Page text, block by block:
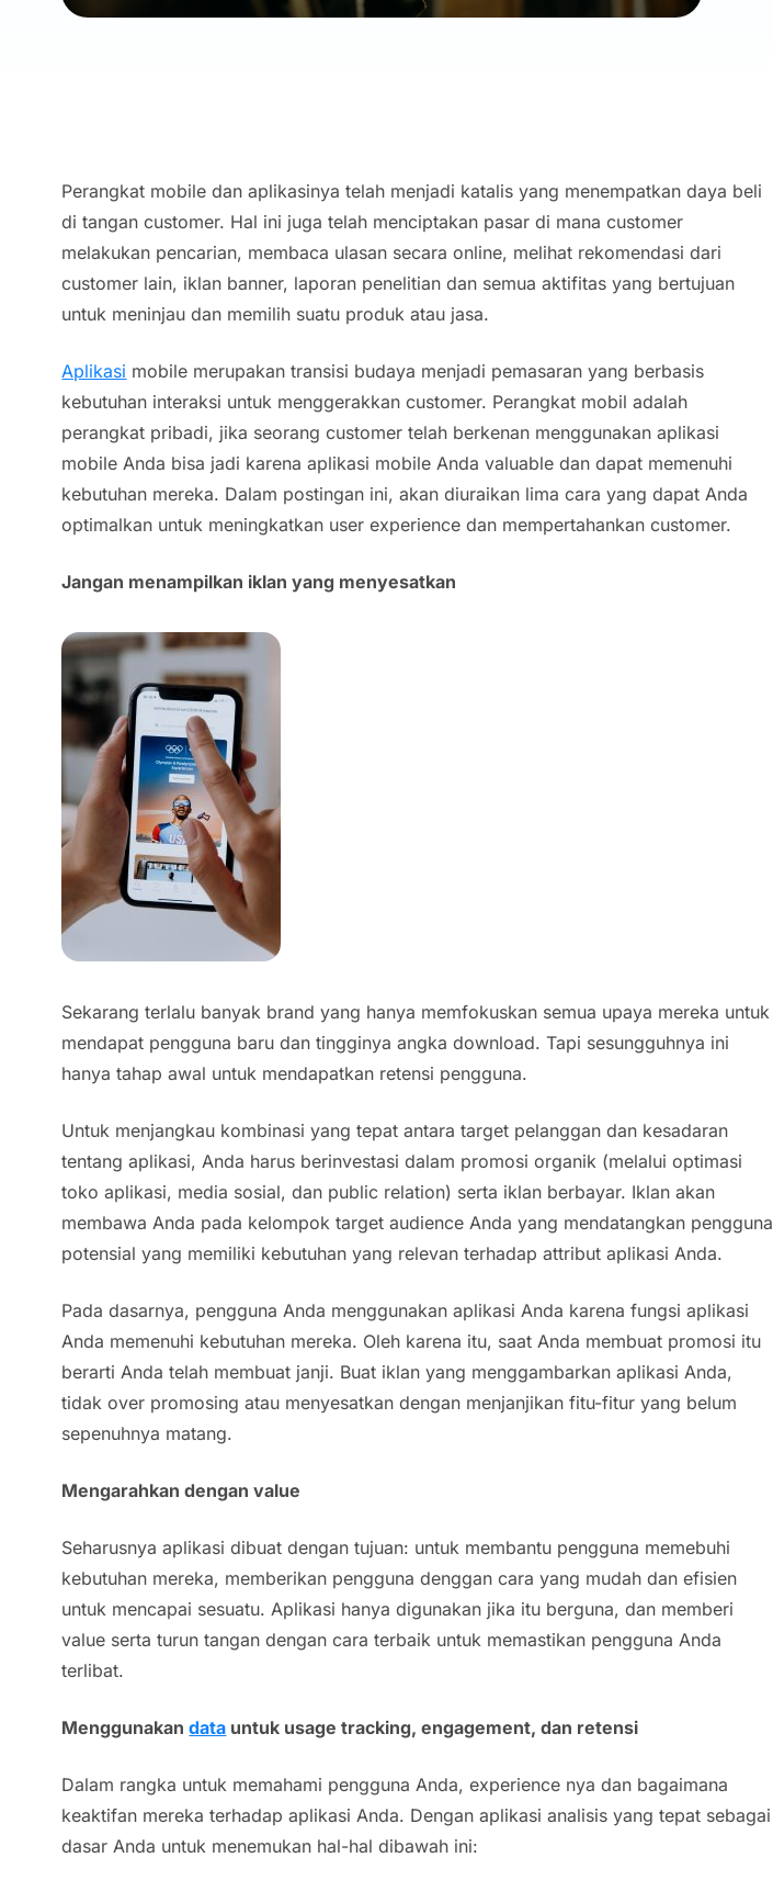
Perangkat mobile dan aplikasinya telah menjadi katalis yang menempatkan daya beli
di tangan customer. Hal ini juga telah menciptakan pasar di mana customer
melakukan pencarian, membaca ulasan secara online, melihat rekomendasi dari
customer lain, iklan banner, laporan penelitian dan semua aktifitas yang bertujuan
untuk meninjau dan memilih suatu produk atau jasa.
Aplikasi mobile merupakan transisi budaya menjadi pemasaran yang berbasis
kebutuhan interaksi untuk menggerakkan customer. Perangkat mobil adalah
perangkat pribadi, jika seorang customer telah berkenan menggunakan aplikasi
mobile Anda bisa jadi karena aplikasi mobile Andavaluable dan dapat memenuhi
kebutuhan mereka. Dalam postingan ini, akan diuraikan lima cara yang dapat Anda
optimalkan untuk meningkatkan user experience dan mempertahankan customer.
Jangan menampilkan iklan yang menyesatkan
Sekarang terlalu banyak brand yang hanya memfokuskan semua upaya mereka untuk
mendapat pengguna baru dan tingginya angka download. Tapi sesungguhnya ini
hanya tahap awal untuk mendapatkan retensi pengguna.
Untuk menjangkau kombinasi yang tepat antara target pelanggan dan kesadaran
tentang aplikasi, Anda harus berinvestasi dalam promosi organik (melalui optimasi
toko aplikasi, media sosial, dan public relation) serta iklan berbayar. Iklan akan
membawa Anda pada kelompok target audience Anda yang mendatangkan pengguna
potensial yang memiliki kebutuhan yang relevan terhadap attribut aplikasi Anda.
Pada dasarnya, pengguna Anda menggunakan aplikasi Anda karena fungsi aplikasi
Anda memenuhi kebutuhan mereka. Oleh karena itu, saat Anda membuat promosi itu
berarti Anda telah membuat janji. Buat iklan yang menggambarkan aplikasi Anda,
tidakover promosing atau menyesatkan dengan menjanjikan fitu-fitur yang belum
sepenuhnya matang.
Mengarahkan denganvalue
Seharusnya aplikasi dibuat dengan tujuan: untuk membantu pengguna memebuhi
kebutuhan mereka, memberikan pengguna denggan cara yang mudah dan efisien
untuk mencapai sesuatu. Aplikasi hanya digunakan jika itu berguna, dan memberi
value serta turun tangan dengan cara terbaik untuk memastikan pengguna Anda
terlibat.
Menggunakandata untuk usage tracking, engagement, dan retensi
Dalam rangka untuk memahami pengguna Anda, experience nya dan bagaimana
keaktifan mereka terhadap aplikasi Anda. Dengan aplikasi analisis yang tepat sebagai
dasar Anda untuk menemukan hal-hal dibawah ini: